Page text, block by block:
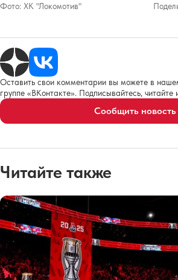
Фото: ХК "Локомотив"
Оставить свои комментарии вы можете в
группе «ВКонтакте». Подписывайтесь, читайте
Сообщить новость
Читайте также